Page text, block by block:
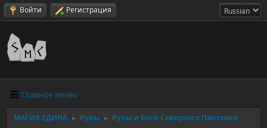
Войти Регистрация
Главное меню
МАГИЯ ЕДИНА ► Руны ► Руны и Боги Северного Пантеона